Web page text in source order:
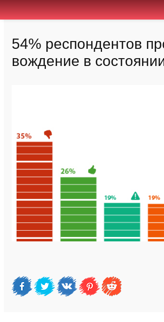
54% респондентов
вождение в